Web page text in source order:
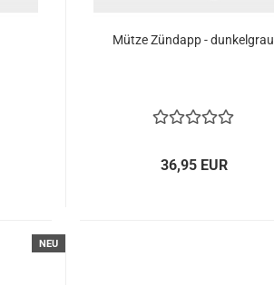
Mütze Zündapp - dunkelgrau
36,95 EUR
NEU